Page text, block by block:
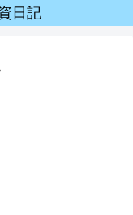
日記